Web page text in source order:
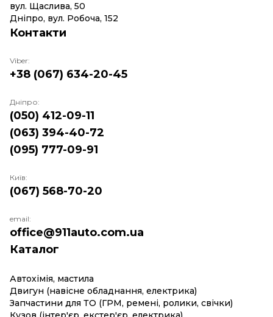
вул. Щаслива, 50
Дніпро, вул. Робоча, 152
Каталог
Автохімія, мастила
Двигун (навісне обладнання, електрика)
Запчастини для ТО (ГРМ, ремені, ролики, свічки)
Контакти
Viber:
+38 (067) 634-20-45
Дніпро:
(050) 412-09-11
(063) 394-40-72
(095) 777-09-91
Київ:
(067) 568-70-20
email:
office@911auto.com.ua